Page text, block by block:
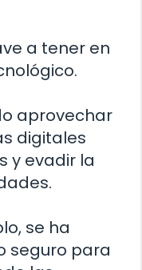
a tener en
aprovechar
digitales
y evadir la
se ha
seguro para